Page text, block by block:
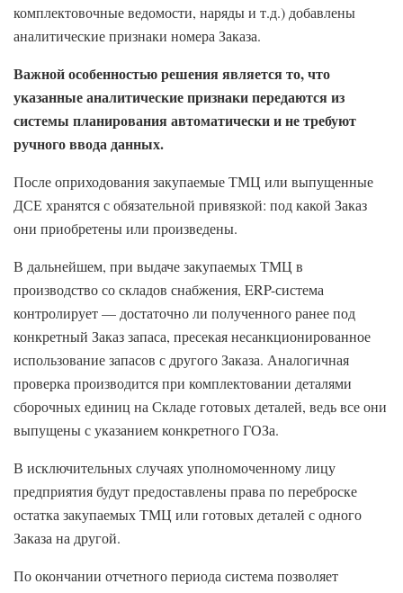
комплектовочные ведомости, наряды и т.д.) добавлены
аналитические признаки номера Заказа.
Важной особенностью решения является то, что
указанные аналитические признаки передаются из
системы планирования автоматически и не требуют
ручного ввода данных.
После оприходования закупаемые ТМЦ или выпущенные
ДСЕ хранятся с обязательной привязкой: под какой Заказ
они приобретены или произведены.
В дальнейшем, при выдаче закупаемых ТМЦ в
производство со складов снабжения, ERP-система
контролирует — достаточно ли полученного ранее под
конкретный Заказ запаса, пресекая несанкционированное
использование запасов с другого Заказа. Аналогичная
проверка производится при комплектовании деталями
сборочных единиц на Складе готовых деталей, ведь все они
выпущены с указанием конкретного ГОЗа.
В исключительных случаях уполномоченному лицу
предприятия будут предоставлены права по переброске
остатка закупаемых ТМЦ или готовых деталей с одного
Заказа на другой.
По окончании отчетного периода система позволяет